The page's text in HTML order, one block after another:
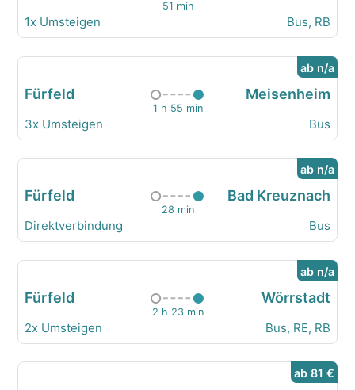
51 min
1x Umsteigen Bus, RB
ab n/a
Fürfeld
1 h 55 min
Meisenheim
3x Umsteigen Bus
ab n/a
Fürfeld
28 min
Bad Kreuznach
Direktverbindung Bus
ab n/a
Fürfeld
2 h 23 min
Wörrstadt
2x Umsteigen Bus, RE, RB
ab 81 €